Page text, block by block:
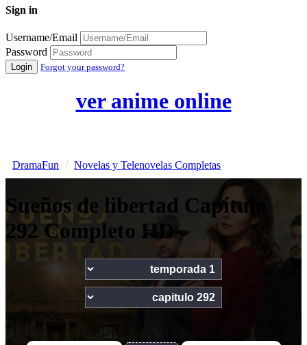
Sign in
Username/Email
Password
Login Forgot your password?
ver anime online
DramaFun Novelas y Telenovelas Completas
Sueños de libertad Capítulo
292 Completo HD